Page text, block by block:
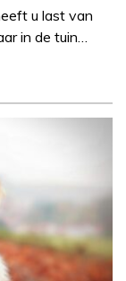
u last van
in de tuin…